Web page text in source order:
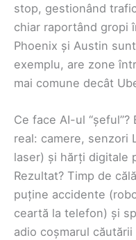
stop, gestionând
chiar raportând gropi
Phoenix și Austin
exemplu, are zone
mai comune decât
Ce face AI-ul
real: camere, senzori
laser) și hărți digitale
Rezultat? Timp de
puține accidente
ceartă la telefon) și
adio coșmarul